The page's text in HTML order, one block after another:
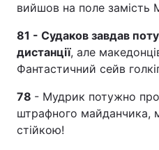
вийшов на поле замість
81 - Судаков завдав
дистанції, але
Фантастичний сейв
78 - Мудрик потужно
штрафного майданчика,
стійкою!